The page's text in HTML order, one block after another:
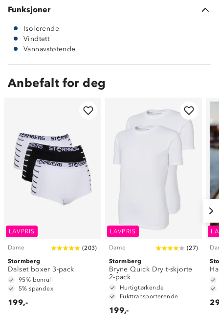
Funksjoner
Isolerende
Vindtett
Vannavstøtende
Anbefalt for deg
LAVPRIS
Dame (203)
Stormberg
Dalset boxer 3-pack
95% bomull
5% spandex
199,-
LAVPRIS
Dame (27)
Stormberg
Bryne Quick Dry t-skjorte
2-pack
Hurtigtørkende
Fukttransporterende
199,-